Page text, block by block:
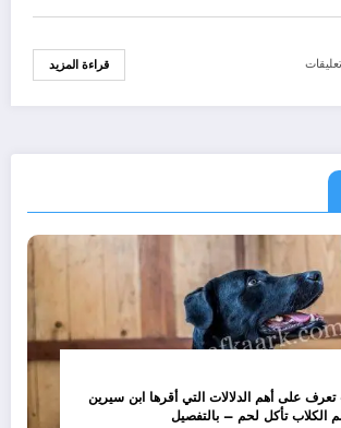
قراءة المزيد
على أهم الدلالات التي أقرها ابن سيرين
الكلاب تأكل لحم – بالتفصيل